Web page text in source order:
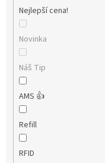
Značky
Měna
(CZK)
Přihlášení
Nejlepší cena!
Novinka
Náš Tip
AMS 👍
Refill
RFID